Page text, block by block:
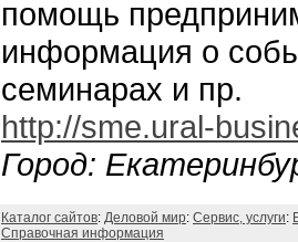
помощь
информация о
семинарах и пр.
http://sme.ural-
Город:
Каталог сайтов: Деловой мир: Сервис, услуги:
Справочная информация